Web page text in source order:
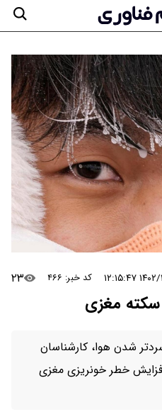
۱۲:۱۵:۴۷ کد خبر: ۴۶۶ ۲۳
سکته مغزی
شدن هوا، کارشناسان
خطر خونریزی مغزی